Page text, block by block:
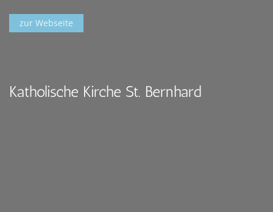
zur Webseite
Katholische Kirche St. Bernhard